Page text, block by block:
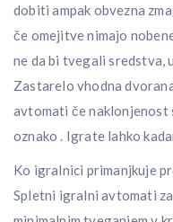
dobiti ampak obvezna
če omejitve nimajo
ne da bi tvegali sredstva,
Zastarelo vhodna
avtomati če naklonjenost
oznako . Igrate lahko
Ko igralnici primanjkuje
Spletni igralni avtomati